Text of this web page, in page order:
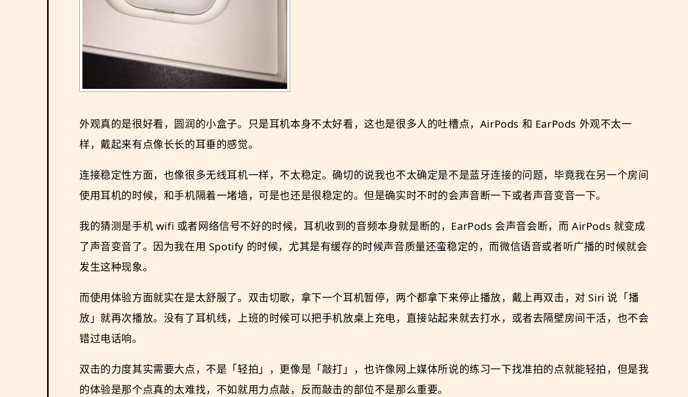
外观真的是很好看，圆润的小盒子。只是耳机本身不太好看，这也是很多人的吐槽点，AirPods 和 EarPods 外观不太一
样，戴起来有点像长长的耳垂的感觉。
连接稳定性方面，也像很多无线耳机一样，不太稳定。确切的说我也不太确定是不是蓝牙连接的问题，毕竟我在另一个房间
使用耳机的时候，和手机隔着一堵墙，可是也还是很稳定的。但是确实时不时的会声音断一下或者声音变音一下。
我的猜测是手机 wifi 或者网络信号不好的时候，耳机收到的音频本身就是断的，EarPods 会声音会断，而 AirPods 就变成
了声音变音了。因为我在用 Spotify 的时候，尤其是有缓存的时候声音质量还蛮稳定的，而微信语音或者听广播的时候就会
发生这种现象。
而使用体验方面就实在是太舒服了。双击切歌，拿下一个耳机暂停，两个都拿下来停止播放，戴上再双击，对 Siri 说「播
放」就再次播放。没有了耳机线，上班的时候可以把手机放桌上充电，直接站起来就去打水，或者去隔壁房间干活，也不会
错过电话响。
双击的力度其实需要大点，不是「轻拍」，更像是「敲打」，也许像网上媒体所说的练习一下找准拍的点就能轻拍，但是我
的体验是那个点真的太难找，不如就用力点敲，反而敲击的部位不是那么重要。